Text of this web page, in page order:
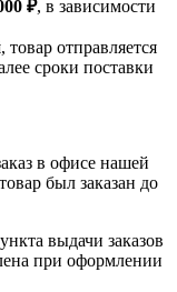
₽, в зависимости
, товар отправляется
сроки поставки
в офисе нашей
был заказан до
выдачи заказов
при оформлении